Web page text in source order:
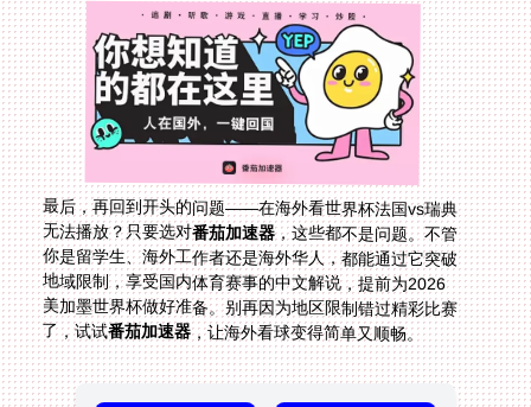
最后，再回到开头的问题——在海外看世界杯法国vs瑞典
无法播放？只要选对番茄加速器，这些都不是问题。不管
你是留学生、海外工作者还是海外华人，都能通过它突破
地域限制，享受国内体育赛事的中文解说，提前为2026
美加墨世界杯做好准备。别再因为地区限制错过精彩比赛
了，试试番茄加速器，让海外看球变得简单又顺畅。